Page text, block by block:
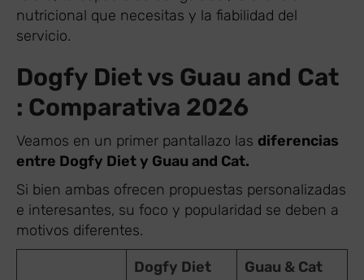
nutricional que necesitas y la fiabilidad del
servicio.
Dogfy Diet vs Guau and Cat
: Comparativa 2026
Veamos en un primer pantallazo las diferencias
entre Dogfy Diet y Guau and Cat.
Si bien ambas ofrecen propuestas personalizadas
e interesantes, su foco y popularidad se deben a
motivos diferentes.
Dogfy Diet
Guau & Cat